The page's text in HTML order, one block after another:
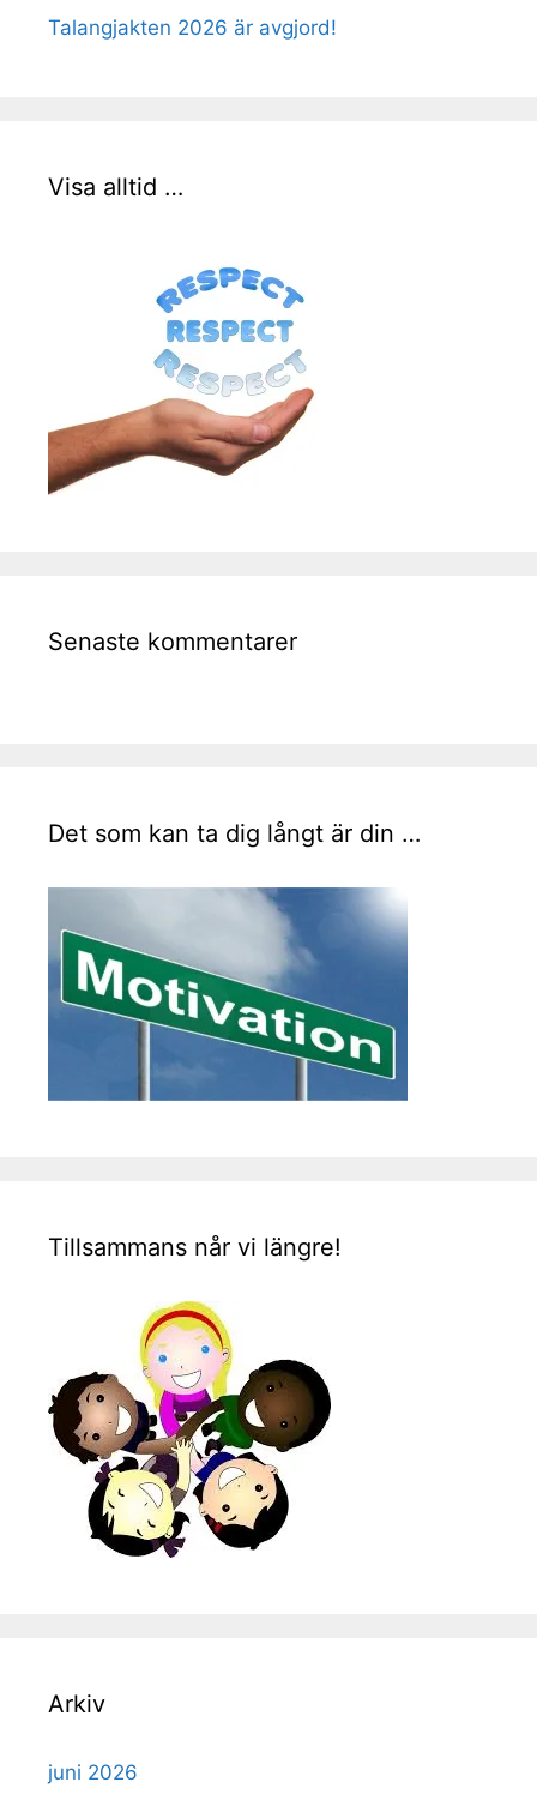
Talangjakten 2026 är avgjord!
Visa alltid …
Senaste kommentarer
Det som kan ta dig långt är din …
Tillsammans når vi längre!
Arkiv
juni 2026